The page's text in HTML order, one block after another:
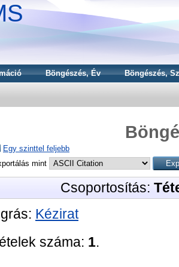
Böngészés, Év Böngészés,
Egy szinttel feljebb
mint
Csoportosítás:
Kézirat
száma: 1.